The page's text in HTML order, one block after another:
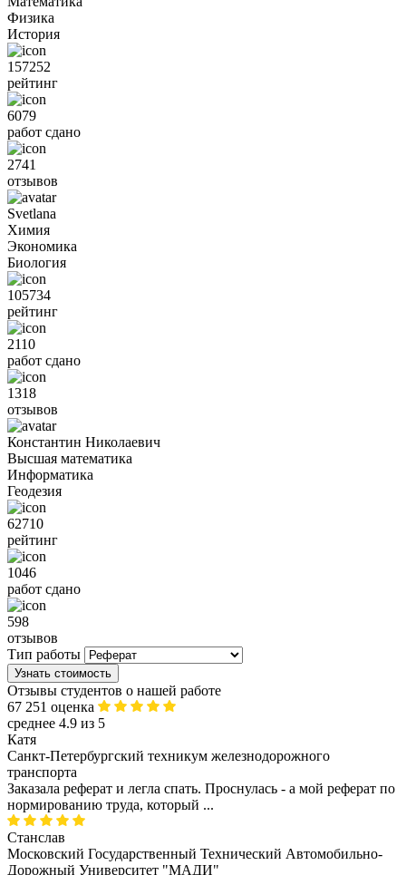
Физика
История
157252
рейтинг
6079
работ сдано
2741
отзывов
Svetlana
Химия
Экономика
Биология
105734
рейтинг
2110
работ сдано
1318
отзывов
Константин Николаевич
Высшая математика
Информатика
Геодезия
62710
рейтинг
1046
работ сдано
598
отзывов
Тип работы
Узнать стоимость
Отзывы студентов о нашей работе
67 251 оценка
среднее 4.9 из 5
Катя
Санкт-Петербургский техникум железнодорожного
транспорта
Заказала реферат и легла спать. Проснулась - а мой реферат по
нормированию труда, который ...
Станслав
Московский Государственный Технический Автомобильно-
Дорожный Университет "МАДИ"